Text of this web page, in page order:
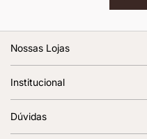
Nossas Lojas
Av. Magalhães de Castro,
05676-120 | 1º Piso
Abrir no Google Maps
Institucional
Dúvidas